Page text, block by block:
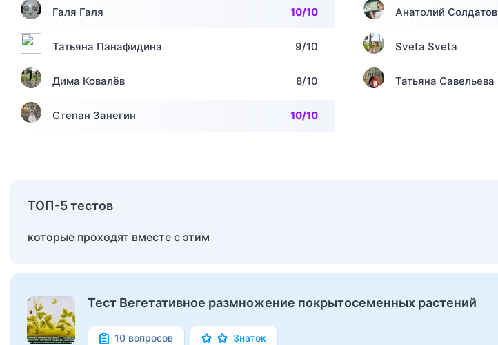
Галя Галя 10/10 Анатолий Солдатов
Татьяна Панафидина 9/10 Sveta Sveta
Дима Ковалёв 8/10 Татьяна Савельева
Степан Занегин 10/10
ТОП-5 тестов
которые проходят вместе с этим
Тест Вегетативное размножение покрытосеменных растений
10 вопросов Знаток